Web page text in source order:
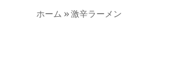
ホーム »激辛ラーメン